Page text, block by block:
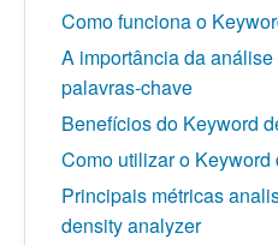
Como funciona o
A importância da
palavras-chave
Benefícios do Keyword
Como utilizar o
Principais métricas
density analyzer